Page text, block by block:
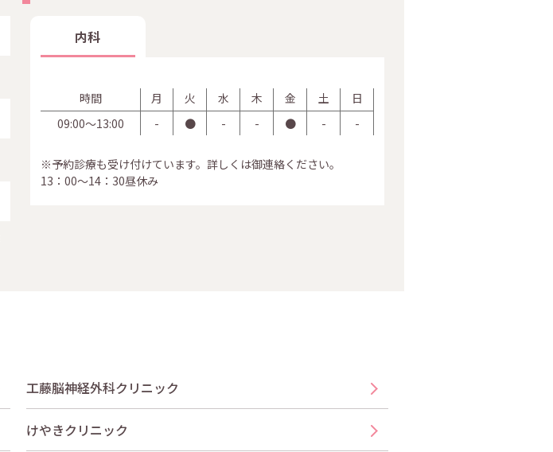
内科
時間 月 火 水 木 金 土
日
09:00〜13:00
- ● - - ● - -
※予約診療も受け付けています。詳しくは御連絡ください。
13：00～14：30昼休み
工藤脳神経外科クリニック
けやきクリニック